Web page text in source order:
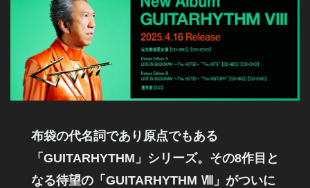
布袋の代名詞であり原点でもある
「GUITARHYTHM」シリーズ。その8作目と
なる待望の「GUITARHYTHM Ⅷ」がついに